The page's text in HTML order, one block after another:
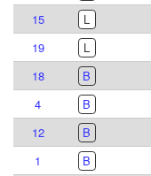
15
L
19
L
18
B
4
B
12
B
1
B